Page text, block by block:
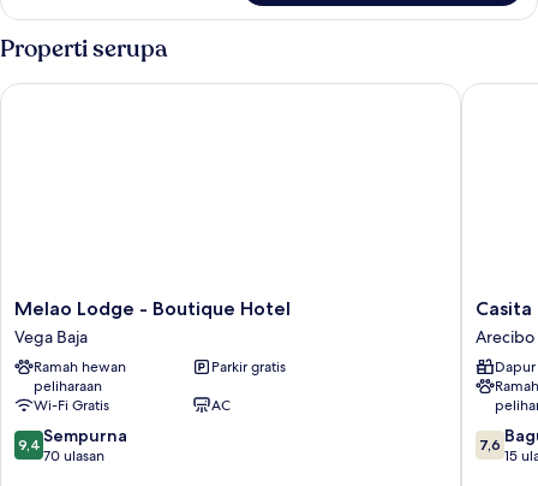
Vila
Properti serupa
Melao
Lodge
-
Boutique
Hotel
Vega
Baja
Melao Lodge - Boutique Hotel
Vega Baja
Ramah hewan
peliharaan
Parkir gratis
Wi-Fi Gratis
AC
9.4
dari
9,4 Sempurna
70 ulasan
Melao Lodge - Boutique Hotel
Casita
Linda
Arecibo
Casita
Arecibo
7.6
dari
7,6
15
Casita